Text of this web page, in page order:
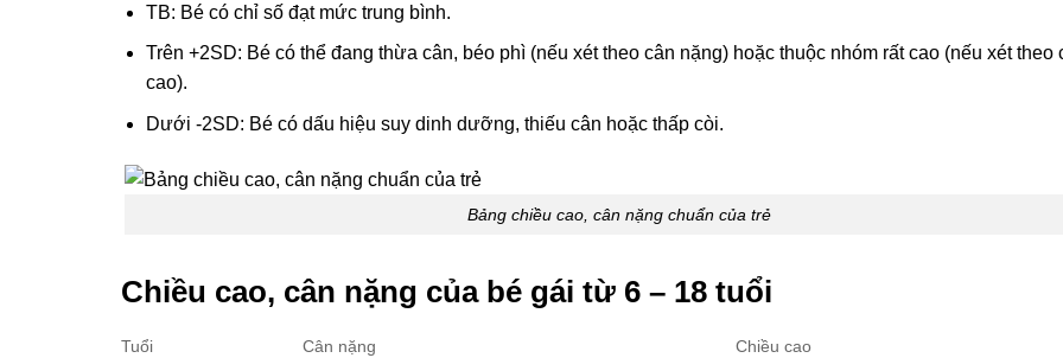
TB: Bé có chỉ số đạt mức trung bình.
Trên +2SD: Bé có thể đang thừa cân, béo phì (nếu xét theo cân nặng) hoặc thuộc nhóm rất cao (nếu xét theo
cao).
Dưới -2SD: Bé có dấu hiệu suy dinh dưỡng, thiếu cân hoặc thấp còi.
Bảng chiều cao, cân nặng chuẩn của trẻ
Chiều cao, cân nặng của bé gái từ 6 – 18 tuổi
Tuổi Cân nặng Chiều cao